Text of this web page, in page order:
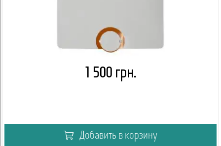
1 500 грн.
Добавить в корзину